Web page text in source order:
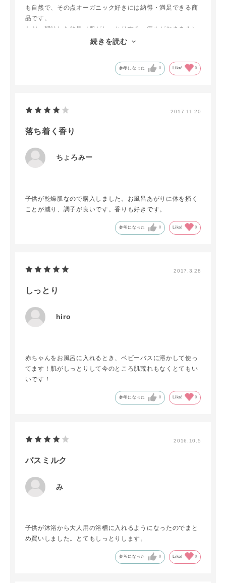
も自然で、その点オーガニック好きには納得・満足できる商
品です。
ただ、期待した効果（肌がしっとりする、痒みがおさまる）
は得られなかったので、3点としました。次回は、クリーミ
続きを読む
参考になった 0 Like! 0
2017.11.20
落ち着く香り
ちょろみー
子供が乾燥肌なので購入しました。お風呂あがりに体を掻く
ことが減り、調子が良いです。香りも好きです。
参考になった 0 Like! 0
2017.3.28
しっとり
hiro
赤ちゃんをお風呂に入れるとき、ベビーバスに溶かして使っ
てます！肌がしっとりして今のところ肌荒れもなくとてもい
いです！
参考になった 0 Like! 0
2016.10.5
バスミルク
み
子供が沐浴から大人用の浴槽に入れるようになったのでまと
め買いしました。とてもしっとりします。
参考になった 0 Like! 0